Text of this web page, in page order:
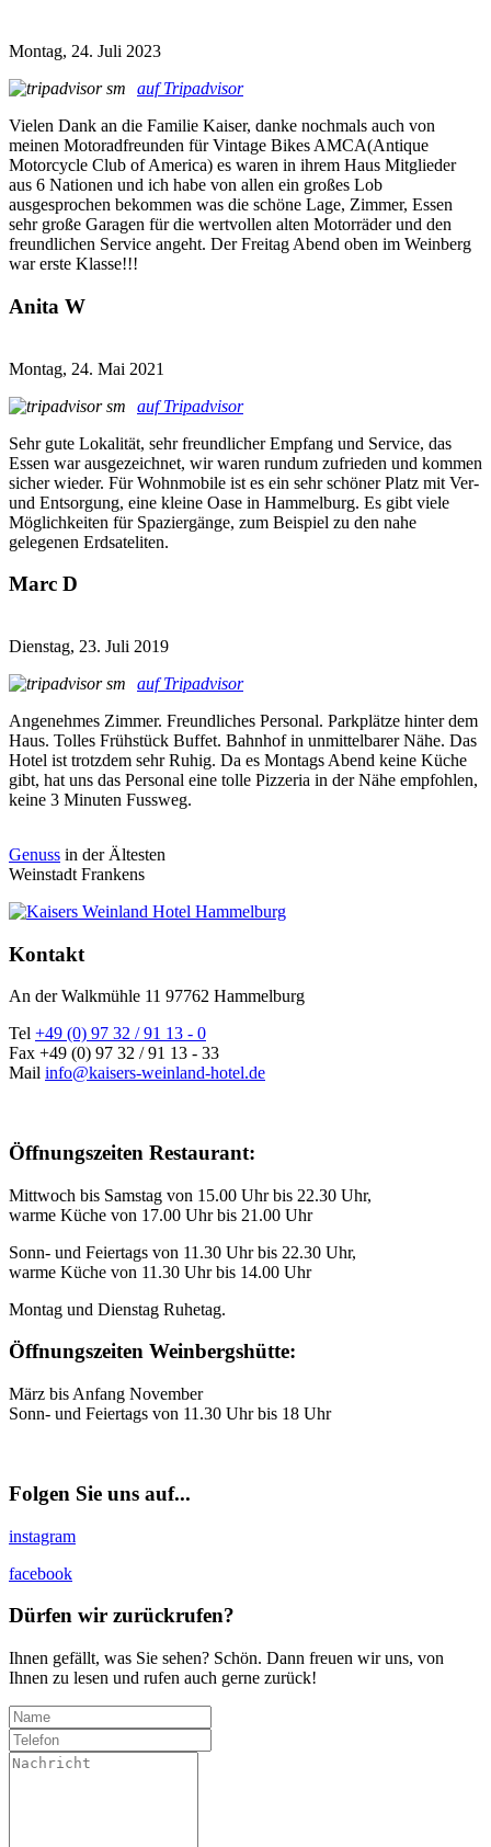
Montag, 24. Juli 2023
auf Tripadvisor
Vielen Dank an die Familie Kaiser, danke nochmals auch von
meinen Motoradfreunden für Vintage Bikes AMCA(Antique
Motorcycle Club of America) es waren in ihrem Haus Mitglieder
aus 6 Nationen und ich habe von allen ein großes Lob
ausgesprochen bekommen was die schöne Lage, Zimmer, Essen
sehr große Garagen für die wertvollen alten Motorräder und den
freundlichen Service angeht. Der Freitag Abend oben im Weinberg
war erste Klasse!!!
Anita W
Montag, 24. Mai 2021
auf Tripadvisor
Sehr gute Lokalität, sehr freundlicher Empfang und Service, das
Essen war ausgezeichnet, wir waren rundum zufrieden und kommen
sicher wieder. Für Wohnmobile ist es ein sehr schöner Platz mit Ver-
und Entsorgung, eine kleine Oase in Hammelburg. Es gibt viele
Möglichkeiten für Spaziergänge, zum Beispiel zu den nahe
gelegenen Erdsateliten.
Marc D
Dienstag, 23. Juli 2019
auf Tripadvisor
Angenehmes Zimmer. Freundliches Personal. Parkplätze hinter dem
Haus. Tolles Frühstück Buffet. Bahnhof in unmittelbarer Nähe. Das
Hotel ist trotzdem sehr Ruhig. Da es Montags Abend keine Küche
gibt, hat uns das Personal eine tolle Pizzeria in der Nähe empfohlen,
keine 3 Minuten Fussweg.
Genuss in der Ältesten
Weinstadt Frankens
Kontakt
An der Walkmühle 11 97762 Hammelburg
Tel +49 (0) 97 32 / 91 13 - 0
Fax +49 (0) 97 32 / 91 13 - 33
Mail info@kaisers-weinland-hotel.de
Öffnungszeiten Restaurant:
Mittwoch bis Samstag von 15.00 Uhr bis 22.30 Uhr,
warme Küche von 17.00 Uhr bis 21.00 Uhr
Sonn- und Feiertags von 11.30 Uhr bis 22.30 Uhr,
warme Küche von 11.30 Uhr bis 14.00 Uhr
Montag und Dienstag Ruhetag.
Öffnungszeiten Weinbergshütte:
März bis Anfang November
Sonn- und Feiertags von 11.30 Uhr bis 18 Uhr
Folgen Sie uns auf...
instagram
facebook
Dürfen wir zurückrufen?
Ihnen gefällt, was Sie sehen? Schön. Dann freuen wir uns, von
Ihnen zu lesen und rufen auch gerne zurück!